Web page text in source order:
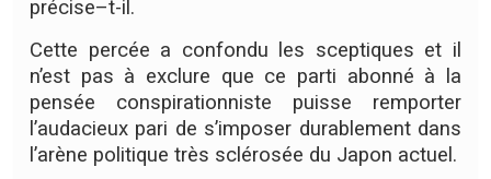
précise–t-il.
Cette percée a confondu les sceptiques et il
n’est pas à exclure que ce parti abonné à la
pensée conspirationniste puisse remporter
l’audacieux pari de s’imposer durablement dans
l’arène politique très sclérosée du Japon actuel.